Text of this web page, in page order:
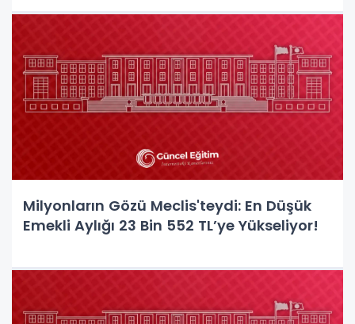
Milyonların Gözü Meclis'teydi: En Düşük
Emekli Aylığı 23 Bin 552 TL’ye Yükseliyor!